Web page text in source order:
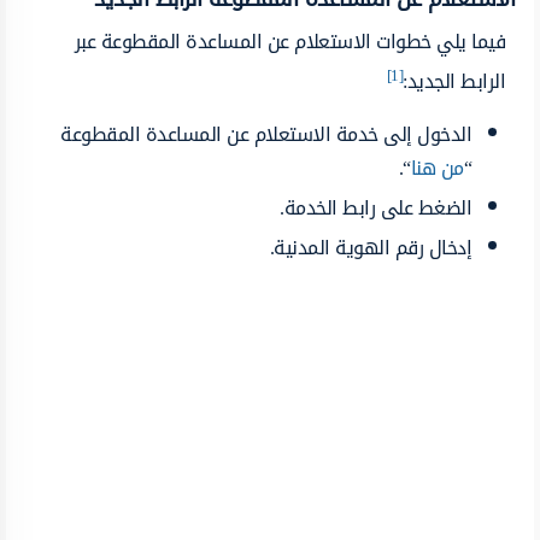
فيما يلي خطوات الاستعلام عن المساعدة المقطوعة عبر
الرابط الجديد:[1]
الدخول إلى خدمة الاستعلام عن المساعدة المقطوعة
“من هنا“.
الضغط على رابط الخدمة.
إدخال رقم الهوية المدنية.